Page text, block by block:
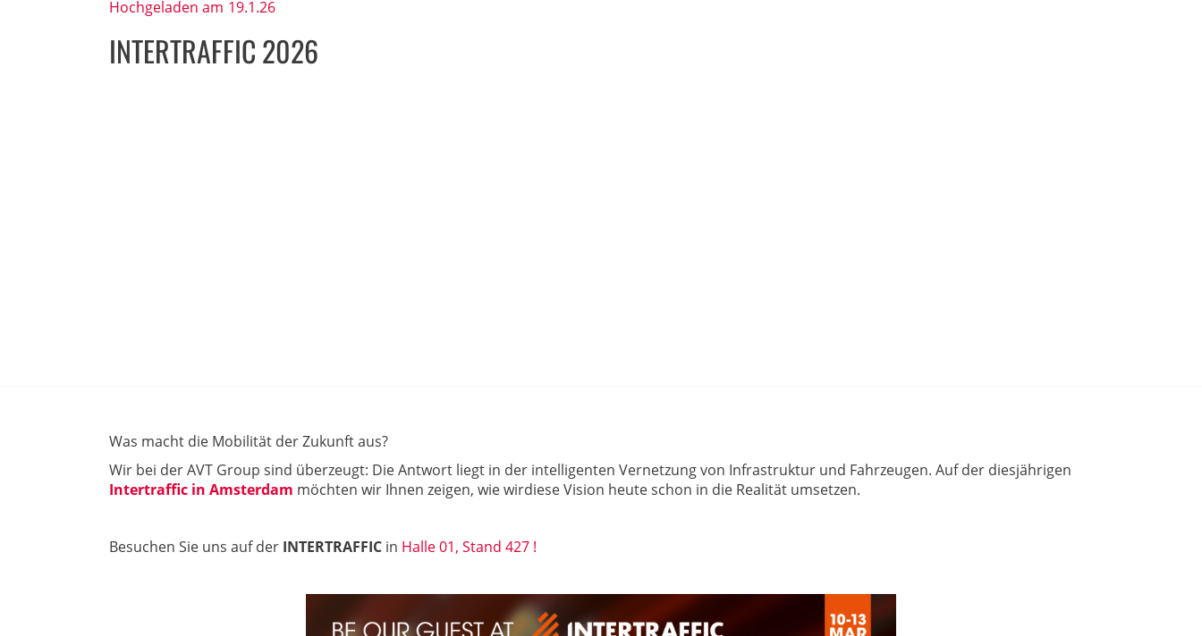
Hochgeladen am 19.1.26
INTERTRAFFIC 2026
Was macht die Mobilität der Zukunft aus?
Wir bei der AVT Group sind überzeugt: Die Antwort liegt in der intelligenten Vernetzung von Infrastruktur und Fahrzeugen. Auf der diesjährigen
Intertraffic in Amsterdam möchten wir Ihnen zeigen, wie wirdiese Vision heute schon in die Realität umsetzen.
Besuchen Sie uns auf der INTERTRAFFIC in Halle 01, Stand 427 !